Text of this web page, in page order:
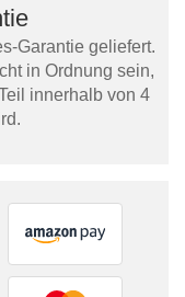
Garantie geliefert.
in Ordnung sein,
innerhalb von 4